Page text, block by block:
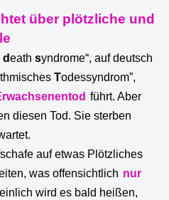
über plötzliche und
death syndrome“, auf deutsch
Todessyndrom”,
führt. Aber
diesen Tod. Sie sterben
auf etwas Plötzliches
was offensichtlich nur
wird es bald heißen,